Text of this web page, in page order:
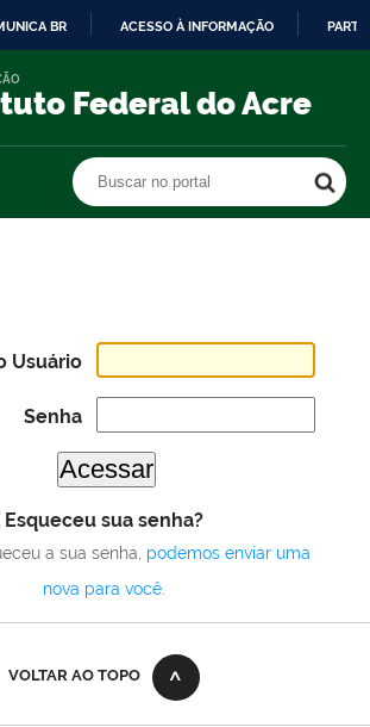
O
BR ACESSO À INFORMAÇÃO
Federal do Acre
Buscar no portal
Usuário
Senha
Esqueceu sua senha?
a sua senha, podemos enviar uma
nova para você.
VOLTAR AO TOPO